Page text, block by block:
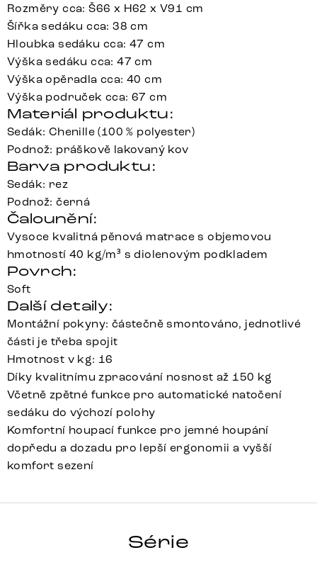
Rozměry cca: Š66 x H62 x V91 cm
Šířka sedáku cca: 38 cm
Hloubka sedáku cca: 47 cm
Výška sedáku cca: 47 cm
Výška opěradla cca: 40 cm
Výška područek cca: 67 cm
Materiál produktu:
Sedák: Chenille (100 % polyester)
Podnož: práškově lakovaný kov
Barva produktu:
Sedák: rez
Podnož: černá
Čalounění:
Vysoce kvalitná pěnová matrace s objemovou
hmotností 40 kg/m³ s diolenovým podkladem
Povrch:
Soft
Další detaily:
Montážní pokyny: částečně smontováno, jednotlivé
části je třeba spojit
Hmotnost v kg: 16
Díky kvalitnímu zpracování nosnost až 150 kg
Včetně zpětné funkce pro automatické natočení
sedáku do výchozí polohy
Komfortní houpací funkce pro jemné houpání
dopředu a dozadu pro lepší ergonomii a vyšší
komfort sezení
Série
LUAN-FLEX